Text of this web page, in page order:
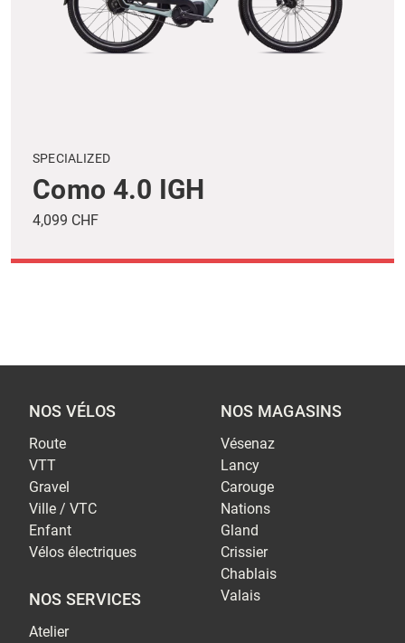
SPECIALIZED
Como 4.0 IGH
4,099 CHF
NOS VÉLOS
Route
VTT
Gravel
Ville / VTC
Enfant
Vélos électriques
NOS SERVICES
Atelier
NOS MAGASINS
Vésenaz
Lancy
Carouge
Nations
Gland
Crissier
Chablais
Valais